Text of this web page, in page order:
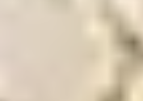
дизайна
созданием
с